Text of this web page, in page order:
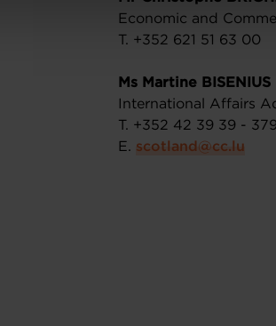
Economic and
T. +352 621 51 63 00
Ms Martine BISENIUS
International Affairs
T. +352 42 39 39 - 379
E. scotland@cc.lu